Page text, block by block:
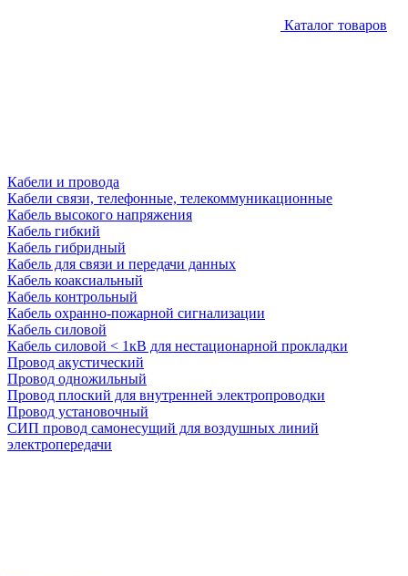
Каталог товаров
Кабели и провода
Кабели связи, телефонные, телекоммуникационные
Кабель высокого напряжения
Кабель гибкий
Кабель гибридный
Кабель для связи и передачи данных
Кабель коаксиальный
Кабель контрольный
Кабель охранно-пожарной сигнализации
Кабель силовой
Кабель силовой < 1кВ для нестационарной прокладки
Провод акустический
Провод одножильный
Провод плоский для внутренней электропроводки
Провод установочный
СИП провод самонесущий для воздушных линий
электропередачи